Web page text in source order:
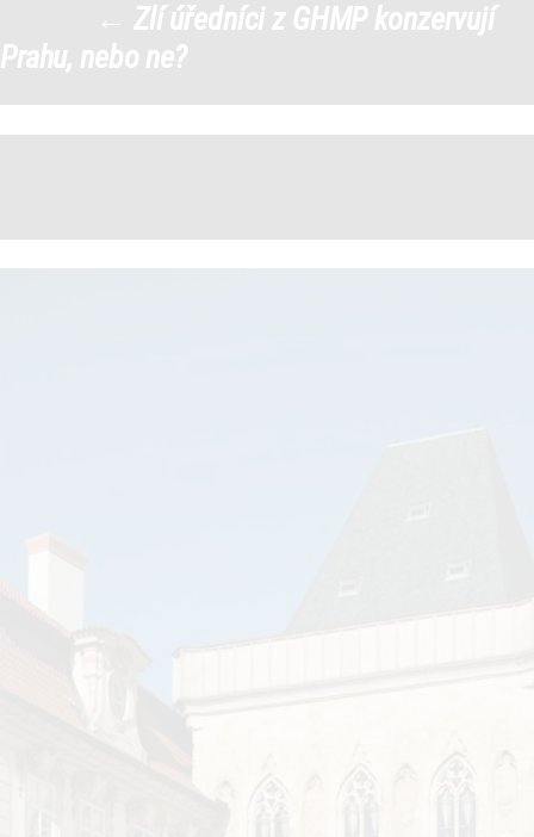
← Zlí úředníci z GHMP konzervují
Prahu, nebo ne?